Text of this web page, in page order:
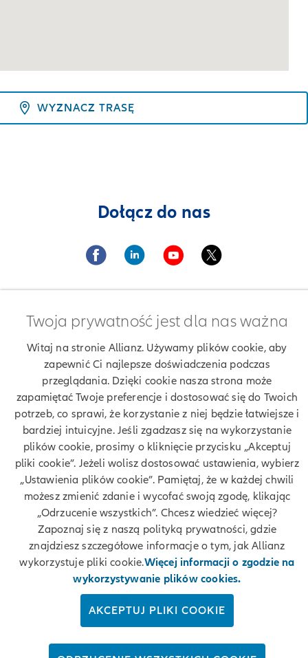
WYZNACZ TRASĘ
Dołącz do nas
Twoje dane
Polityka prywatności
Polityka cookies
Bezpieczeństwo
Zastrzeżenia prawne
© Allianz 2026
Znajdź agenta Allianz. Znajdź placówkę Allianz
Allianz Biuro Terenowe w Łomży
Twoja prywatność jest dla nas ważna
Witaj na stronie Allianz. Używamy plików cookie, aby
zapewnić Ci najlepsze doświadczenia podczas
przeglądania. Dzięki cookie nasza strona może
zapamiętać Twoje preferencje i dostosować się do Twoich
potrzeb, co sprawi, że korzystanie z niej będzie łatwiejsze i
bardziej intuicyjne. Jeśli zgadzasz się na wykorzystanie
plików cookie, prosimy o kliknięcie przycisku „Akceptuj
pliki cookie”. Jeżeli wolisz dostosować ustawienia, wybierz
„Ustawienia plików cookie”. Pamiętaj, że w każdej chwili
możesz zmienić zdanie i wycofać swoją zgodę, klikając
„Odrzucenie wszystkich”. Chcesz wiedzieć więcej?
Zapoznaj się z naszą polityką prywatności, gdzie
znajdziesz szczegółowe informacje o tym, jak Allianz
wykorzystuje pliki cookie.Więcej informacji o zgodzie na
wykorzystywanie plików cookies.
AKCEPTUJ PLIKI COOKIE